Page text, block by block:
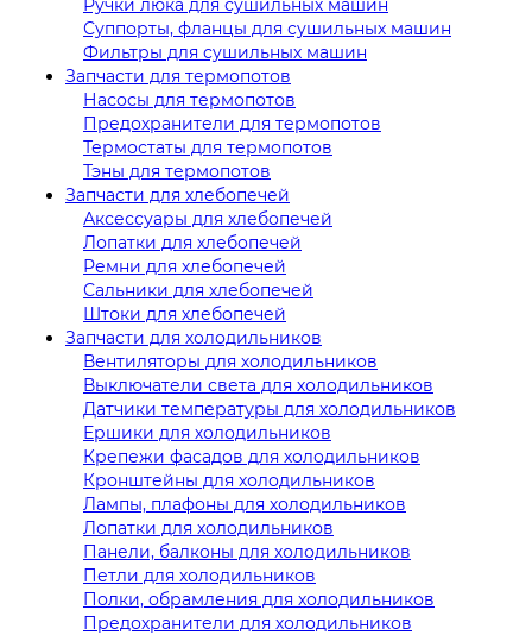
Ручки люка для сушильных машин
Суппорты, фланцы для сушильных машин
Фильтры для сушильных машин
Запчасти для термопотов
Насосы для термопотов
Предохранители для термопотов
Термостаты для термопотов
Тэны для термопотов
Запчасти для хлебопечей
Аксессуары для хлебопечей
Лопатки для хлебопечей
Ремни для хлебопечей
Сальники для хлебопечей
Штоки для хлебопечей
Запчасти для холодильников
Вентиляторы для холодильников
Выключатели света для холодильников
Датчики температуры для холодильников
Ершики для холодильников
Крепежи фасадов для холодильников
Кронштейны для холодильников
Лампы, плафоны для холодильников
Лопатки для холодильников
Панели, балконы для холодильников
Петли для холодильников
Полки, обрамления для холодильников
Предохранители для холодильников